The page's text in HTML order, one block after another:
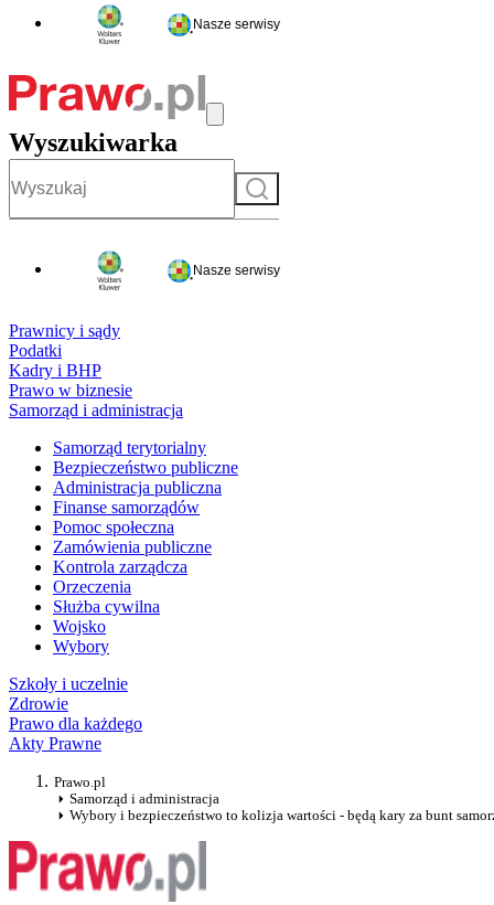
Nasze serwisy
Wyszukiwarka
Szukaj
Nasze serwisy
Prawnicy i sądy
Podatki
Kadry i BHP
Prawo w biznesie
Samorząd i administracja
Samorząd terytorialny
Bezpieczeństwo publiczne
Administracja publiczna
Finanse samorządów
Pomoc społeczna
Zamówienia publiczne
Kontrola zarządcza
Orzeczenia
Służba cywilna
Wojsko
Wybory
Szkoły i uczelnie
Zdrowie
Prawo dla każdego
Akty Prawne
Prawo.pl
Samorząd i administracja
Wybory i bezpieczeństwo to kolizja wartości - będą kary za bunt